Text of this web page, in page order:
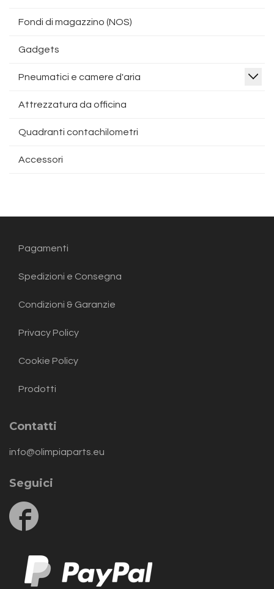
Fondi di magazzino (NOS)
Gadgets
Pneumatici e camere d'aria
Attrezzatura da officina
Quadranti contachilometri
Accessori
Pagamenti
Spedizioni e Consegna
Condizioni & Garanzie
Privacy Policy
Cookie Policy
Prodotti
Contatti
info@olimpiaparts.eu
Seguici
us